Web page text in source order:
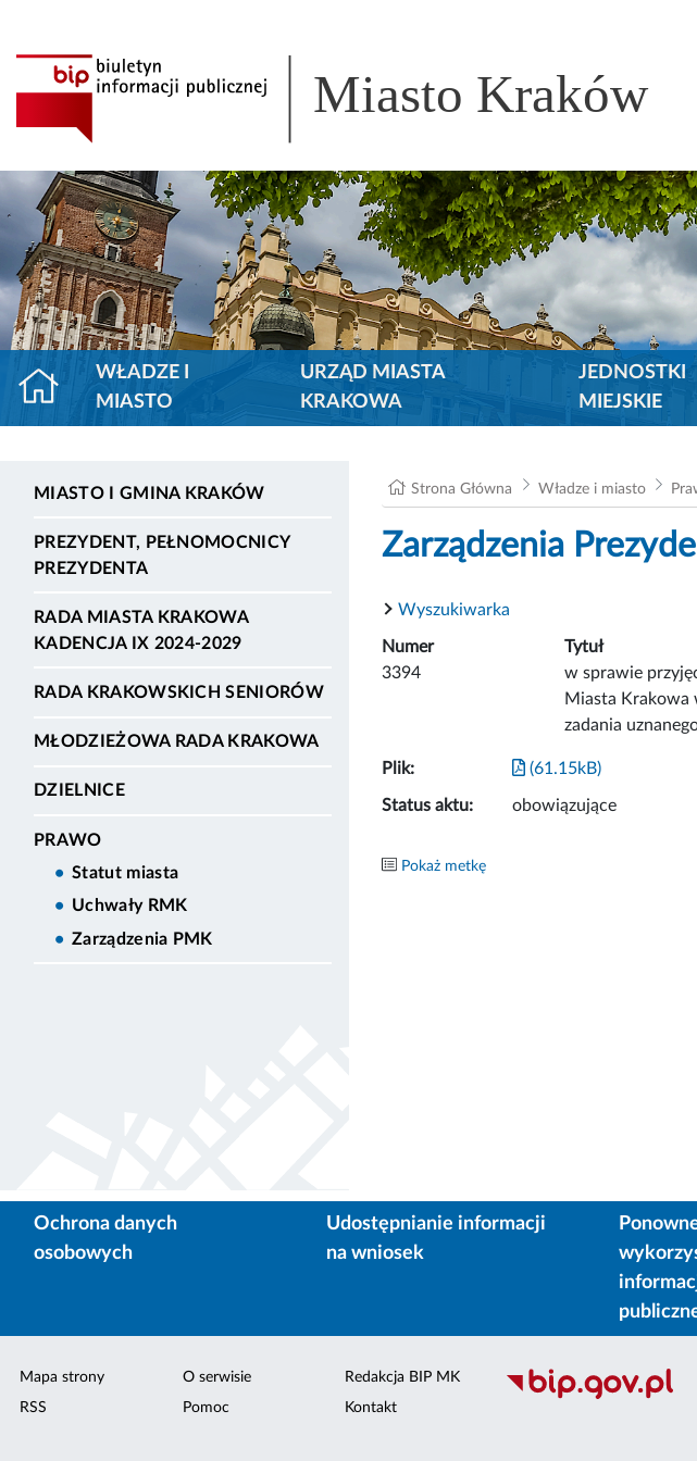
Miasto Kraków
WŁADZE I
MIASTO
URZĄD MIASTA
KRAKOWA
JEDNOSTKI
MIEJSKIE
MIASTO I GMINA KRAKÓW
PREZYDENT, PEŁNOMOCNICY
PREZYDENTA
RADA MIASTA KRAKOWA
KADENCJA IX 2024-2029
RADA KRAKOWSKICH SENIORÓW
MŁODZIEŻOWA RADA KRAKOWA
DZIELNICE
PRAWO
Statut miasta
Uchwały RMK
Zarządzenia PMK
Strona Główna Władze i miasto
Zarządzenia
Wyszukiwarka
Numer Tytuł
3394
w sprawie
Miasta Krakowa
zadania
Plik: (61.15kB)
Status aktu: obowiązujące
Pokaż metkę
Ochrona danych
osobowych
Udostępnianie informacji
na wniosek
Mapa strony
RSS
O serwisie
Pomoc
Redakcja BIP MK
Kontakt